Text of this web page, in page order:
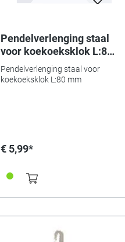
Pendelverlenging staal
voor koekoeksklok L:80
mm
Pendelverlenging staal voor
koekoeksklok L:80 mm
€ 5,99*